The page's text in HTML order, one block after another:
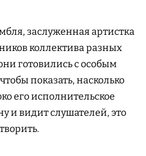
заслуженная артистка
коллектива разных
готовились с особым
показать, насколько
его исполнительское
и видит слушателей, это